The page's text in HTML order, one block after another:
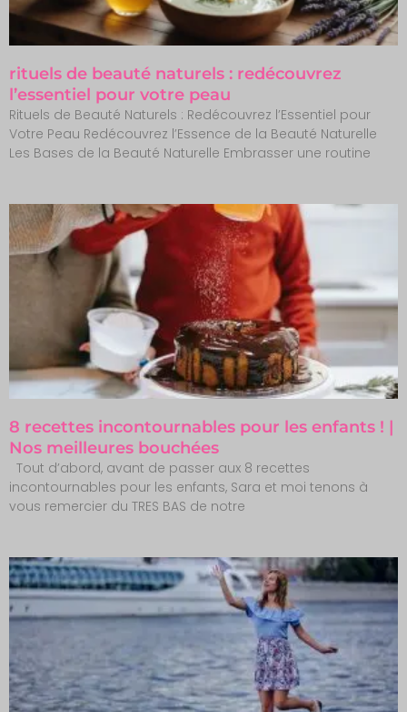
rituels de beauté naturels : redécouvrez
l’essentiel pour votre peau
Rituels de Beauté Naturels : Redécouvrez l’Essentiel pour
Votre Peau Redécouvrez l’Essence de la Beauté Naturelle
Les Bases de la Beauté Naturelle Embrasser une routine
8 recettes incontournables pour les enfants ! |
Nos meilleures bouchées
Tout d’abord, avant de passer aux 8 recettes
incontournables pour les enfants, Sara et moi tenons à
vous remercier du TRES BAS de notre